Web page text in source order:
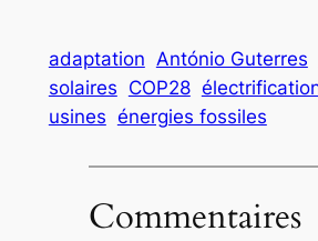
adaptation António Guterres
solaires COP28
usines énergies fossiles
Commentaires